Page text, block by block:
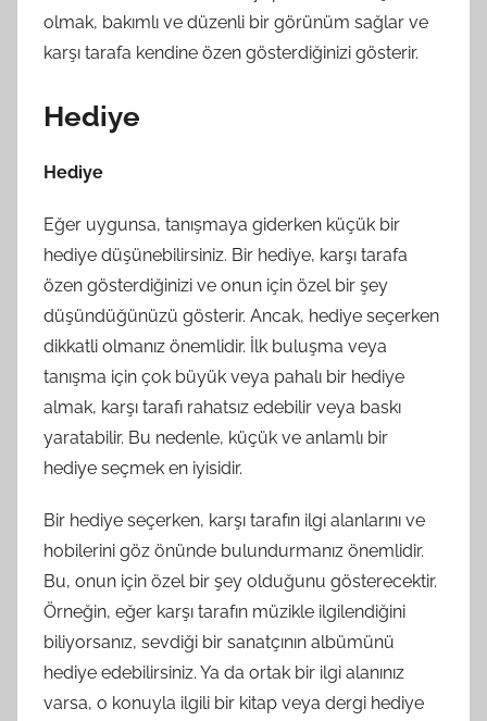
olmak, bakımlı ve düzenli bir görünüm sağlar ve
karşı tarafa kendine özen gösterdiğinizi gösterir.
Hediye
Hediye
Eğer uygunsa, tanışmaya giderken küçük bir
hediye düşünebilirsiniz. Bir hediye, karşı tarafa
özen gösterdiğinizi ve onun için özel bir şey
düşündüğünüzü gösterir. Ancak, hediye seçerken
dikkatli olmanız önemlidir. İlk buluşma veya
tanışma için çok büyük veya pahalı bir hediye
almak, karşı tarafı rahatsız edebilir veya baskı
yaratabilir. Bu nedenle, küçük ve anlamlı bir
hediye seçmek en iyisidir.
Bir hediye seçerken, karşı tarafın ilgi alanlarını ve
hobilerini göz önünde bulundurmanız önemlidir.
Bu, onun için özel bir şey olduğunu gösterecektir.
Örneğin, eğer karşı tarafın müzikle ilgilendiğini
biliyorsanız, sevdiği bir sanatçının albümünü
hediye edebilirsiniz. Ya da ortak bir ilgi alanınız
varsa, o konuyla ilgili bir kitap veya dergi hediye